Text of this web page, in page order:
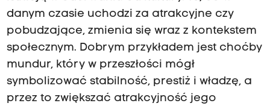
danym czasie uchodzi za atrakcyjne czy
pobudzające, zmienia się wraz z kontekstem
społecznym. Dobrym przykładem jest choćby
mundur, który w przeszłości mógł
symbolizować stabilność, prestiż i władzę, a
przez to zwiększać atrakcyjność jego